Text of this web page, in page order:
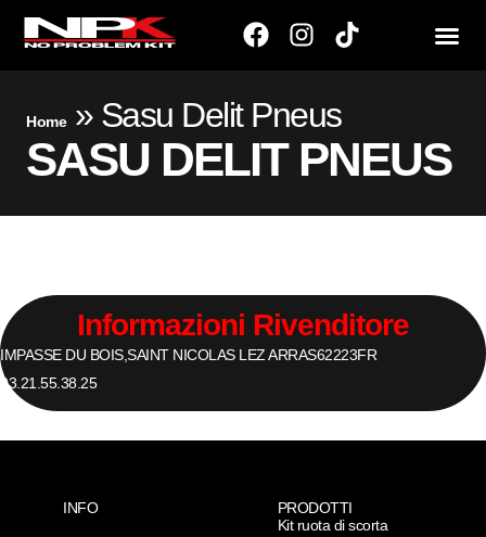
Home» Sasu Delit Pneus
SASU DELIT PNEUS
Informazioni Rivenditore
IMPASSE DU BOIS,SAINT NICOLAS LEZ ARRAS62223FR
03.21.55.38.25
INFO
PRODOTTI
Kit ruota di scorta